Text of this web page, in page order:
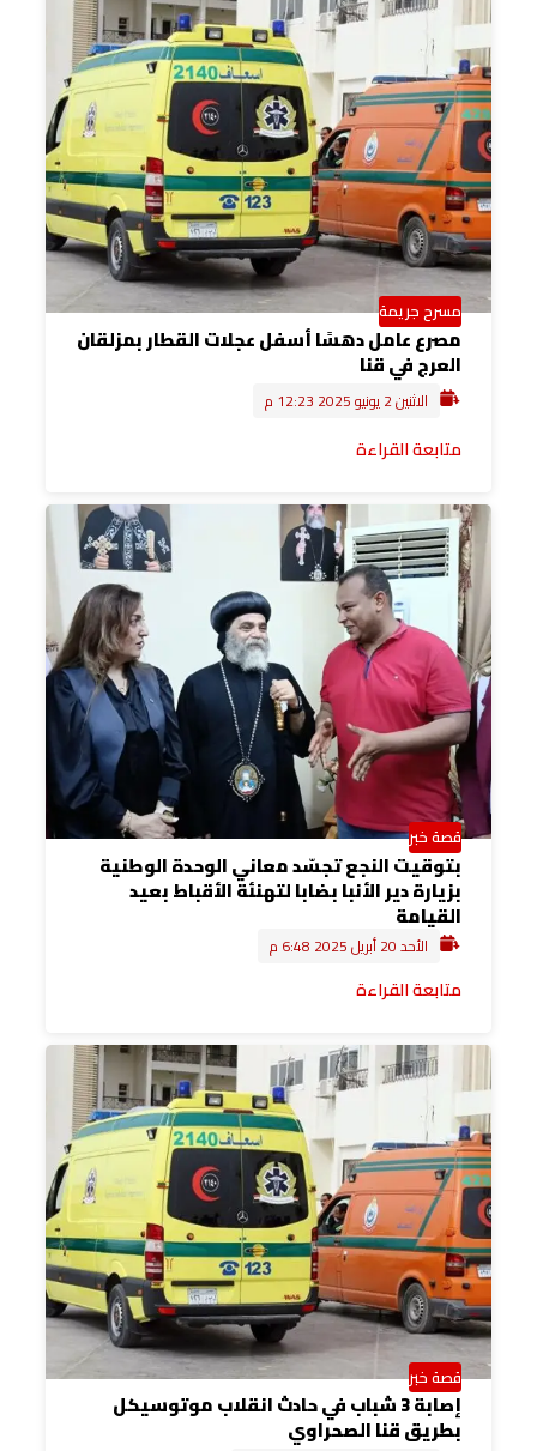
مسرح جريمة
مصرع عامل دهسًا أسفل عجلات القطار بمزلقان
العرج في قنا
الاثنين 2 يونيو 2025 12:23 م
متابعة القراءة
قصة خبر
بتوقيت النجع تجسّد معاني الوحدة الوطنية
بزيارة دير الأنبا بضابا لتهنئة الأقباط بعيد
القيامة
الأحد 20 أبريل 2025 6:48 م
متابعة القراءة
قصة خبر
إصابة 3 شباب في حادث انقلاب موتوسيكل
بطريق قنا الصحراوي